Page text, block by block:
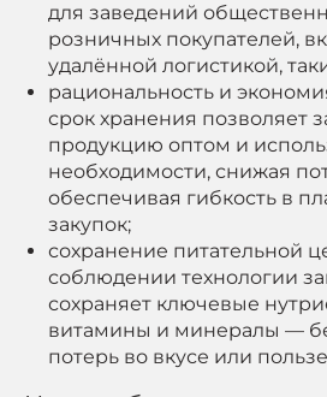
для заведений
розничных покупателей,
удалённой логистикой,
рациональность и
срок хранения позволяет
продукцию оптом и
необходимости, снижая
обеспечивая гибкость в
закупок;
сохранение питательной
соблюдении технологии
сохраняет ключевые
витамины и минералы —
потерь во вкусе или